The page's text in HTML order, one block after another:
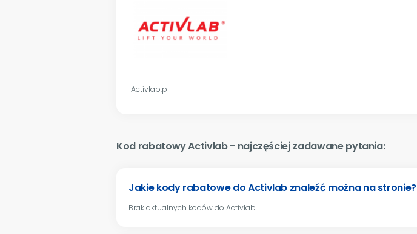
Activlab.pl
Kod rabatowy Activlab - najczęściej zadawane pytania:
Jakie kody rabatowe do Activlab znaleźć można na stronie?
Brak aktualnych kodów do Activlab